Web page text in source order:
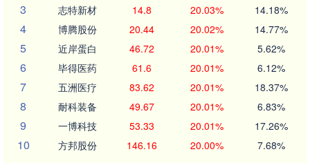
3 志特新材 14.8 20.03% 14.18%
4 博腾股份 20.44 20.02% 14.77%
5 近岸蛋白 46.72 20.01% 5.62%
6 毕得医药 61.6 20.01% 6.12%
7 五洲医疗 83.62 20.01% 18.37%
8 耐科装备 49.67 20.01% 6.83%
9 一博科技 53.33 20.01% 17.26%
10 方邦股份 146.16 20.00% 7.68%